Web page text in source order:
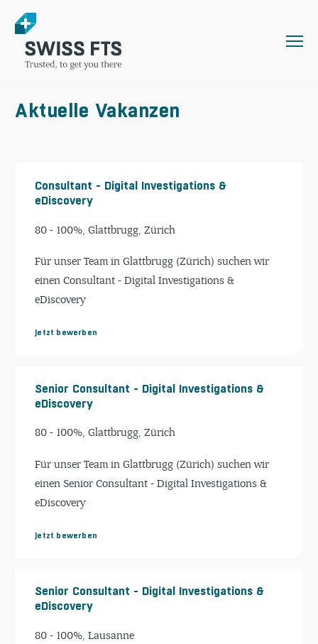
Aktuelle Va­kanzen
Consultant - Digital Investigations &
eDiscovery
80 - 100%, Glattbrugg, Zürich
Für unser Team in Glattbrugg (Zürich) suchen wir
einen Consultant - Digital Investigations &
eDiscovery
Jetzt bewerben
Senior Consultant - Digital Investigations &
eDiscovery
80 - 100%, Glattbrugg, Zürich
Für unser Team in Glattbrugg (Zürich) suchen wir
einen Senior Consultant - Digital Investigations &
eDiscovery
Jetzt bewerben
Senior Consultant - Digital Investigations &
eDiscovery
80 - 100%, Lausanne